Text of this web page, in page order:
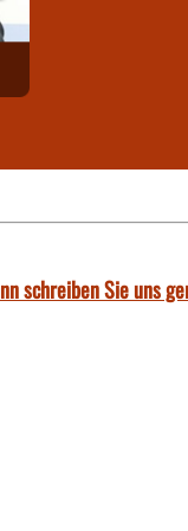
schreiben Sie uns